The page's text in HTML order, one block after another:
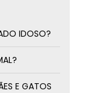
IDOSO?
E GATOS